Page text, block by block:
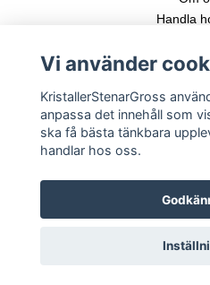
Handla
Följ gärna vår
Vi använder
KristallerStenarGross
anpassa det innehåll som
ska få bästa tänkbara
handlar hos oss.